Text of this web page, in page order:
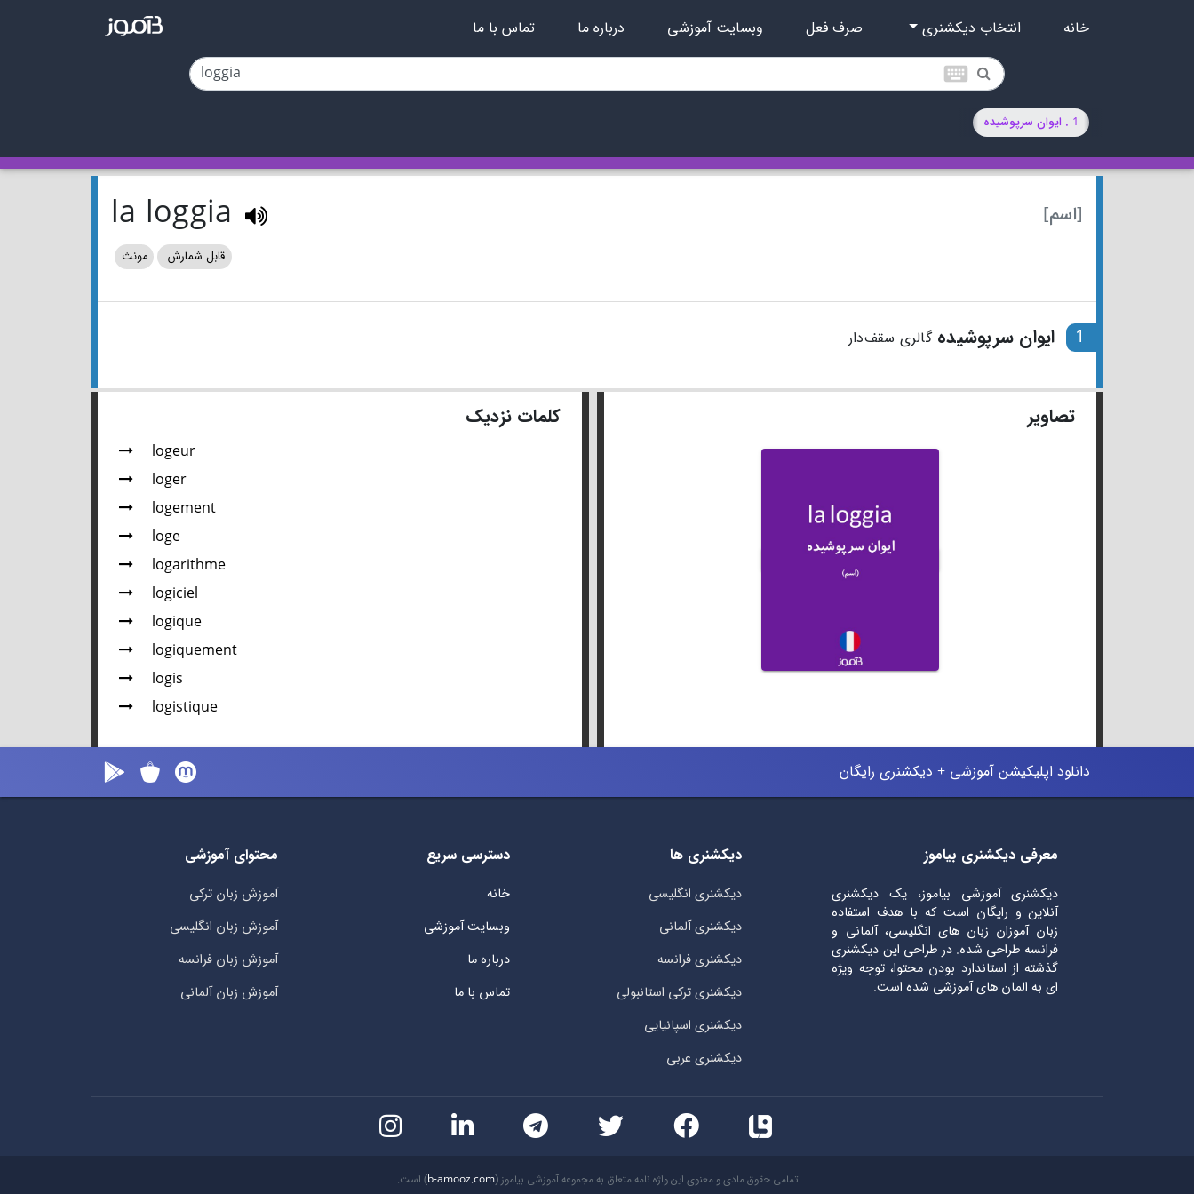
خانه انتخاب دیکشنری صرف فعل وبسایت آموزشی درباره ما تماس با ما
keyboard
1 . ایوان سرپوشیده
[اسم] la loggia
قابل شمارش مونث
1 ایوان سرپوشیدهگالری سقف‌دار
تصاویر کلمات نزدیک
logeur
loger
logement
loge
logarithme
logiciel
logique
logiquement
logis
logistique
دانلود اپلیکیشن آموزشی + دیکشنری رایگان
معرفی دیکشنری بیاموز
دیکشنری آموزشی بیاموز، یک دیکشنری
آنلاین و رایگان است که با هدف استفاده
زبان آموزان زبان های انگلیسی، آلمانی و
فرانسه طراحی شده. در طراحی این دیکشنری
گذشته از استاندارد بودن محتوا، توجه ویژه
ای به المان های آموزشی شده است.
دیکشنری ها
دیکشنری انگلیسی
دیکشنری آلمانی
دیکشنری فرانسه
دیکشنری ترکی استانبولی
دیکشنری اسپانیایی
دیکشنری عربی
دسترسی سریع
خانه
وبسایت آموزشی
درباره ما
تماس با ما
محتوای آموزشی
آموزش زبان ترکی
آموزش زبان انگلیسی
آموزش زبان فرانسه
آموزش زبان آلمانی
تمامی حقوق مادی و معنوی این واژه نامه متعلق به مجموعه آموزشی بیاموز (b-amooz.com) است.